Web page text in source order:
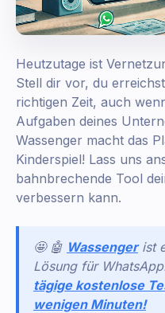
Heutzutage ist
Stell dir vor, du
richtigen Zeit, auch
Aufgaben deines
Wassenger macht das
Kinderspiel! Lass uns
bahnbrechende Tool
verbessern kann.
🤩 🤖 Wassenger ist
Lösung für
tägige kostenlose
wenigen Minuten!